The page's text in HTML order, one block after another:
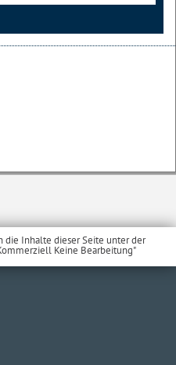
die Inhalte dieser Seite unter der